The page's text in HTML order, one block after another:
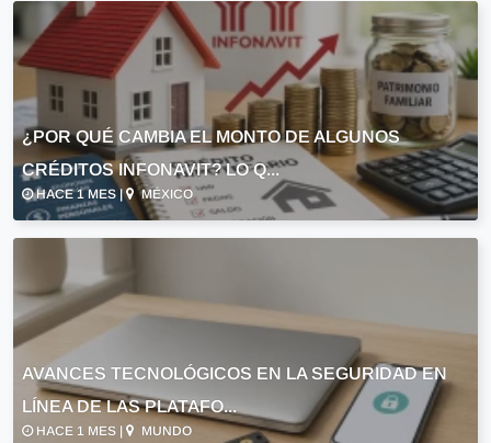
¿POR QUÉ CAMBIA EL MONTO DE ALGUNOS
CRÉDITOS INFONAVIT? LO Q...
HACE 1 MES | MÉXICO
AVANCES TECNOLÓGICOS EN LA SEGURIDAD EN
LÍNEA DE LAS PLATAFO...
HACE 1 MES | MUNDO